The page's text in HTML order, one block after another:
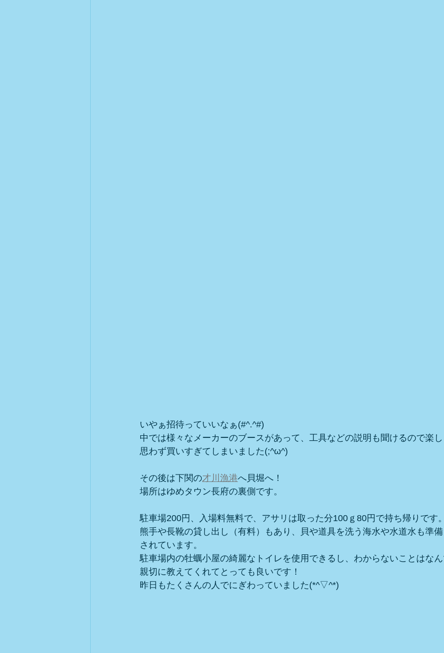
いやぁ招待っていいなぁ(#^.^#)
中では様々なメーカーのブースがあって、工具などの説明も聞けるので楽
思わず買いすぎてしまいました(;^ω^)
その後は下関の才川漁港へ貝堀へ！
場所はゆめタウン長府の裏側です。
駐車場200円、入場料無料で、アサリは取った分100ｇ80円で持ち帰りです
熊手や長靴の貸し出し（有料）もあり、貝や道具を洗う海水や水道水も準備
されています。
駐車場内の牡蠣小屋の綺麗なトイレを使用できるし、わからないことはな
親切に教えてくれてとっても良いです！
昨日もたくさんの人でにぎわっていました(*^▽^*)